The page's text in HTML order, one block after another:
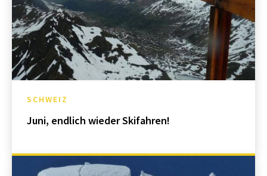
SCHWEIZ
Juni, endlich wieder Skifahren!